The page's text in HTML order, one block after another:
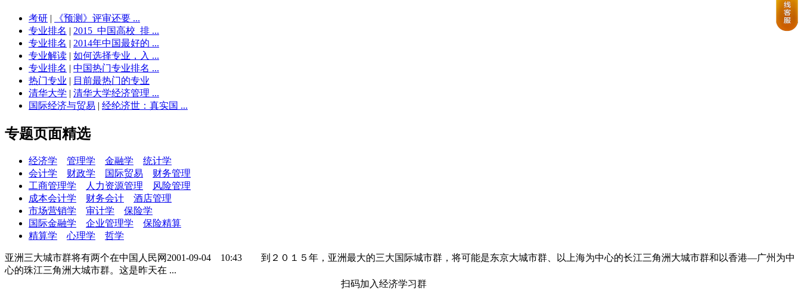
考研 |
《预测》评审还要 ...
专业排名 | 2015_中国高校_排 ...
专业排名 | 2014年中国最好的 ...
专业解读 | 如何选择专业，入 ...
专业排名 | 中国热门专业排名 ...
热门专业 | 目前最热门的专业
清华大学 | 清华大学经济管理 ...
国际经济与贸易 | 经纶济世：真实国 ...
专题页面精选
经济学 管理学 金融学
统计学
会计学
财政学 国际贸易
财务管理
工商管理学
人力资源管理
风险管理
成本会计学
财务会计
酒店管理
市场营销学
审计学
保险学
国际金融学
企业管理学
保险精算
精算学
心理学 哲学
亚洲三大城市群将有两个在中国人民网2001-09-04 10:43 到２０１５年，亚洲最大的三大国际城市群，将可能是东京大城市群、以上海为中心的长江三角洲大城市群和以香港—广州为中
心的珠江三角洲大城市群。这是昨天在 ...
扫码加入经济学习群